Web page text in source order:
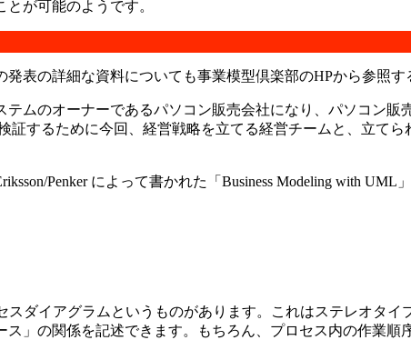
が可能のようです。
表の詳細な資料についても事業模型倶楽部のHPから参照す
ムのオーナーであるパソコン販売会社になり、パソコン販
するために今回、経営戦略を立てる経営チームと、立て
Penker によって書かれた「Business Modeling with UML
ダイアグラムというものがあります。これはステレオタイ
」の関係を記述できます。もちろん、プロセス内の作業順